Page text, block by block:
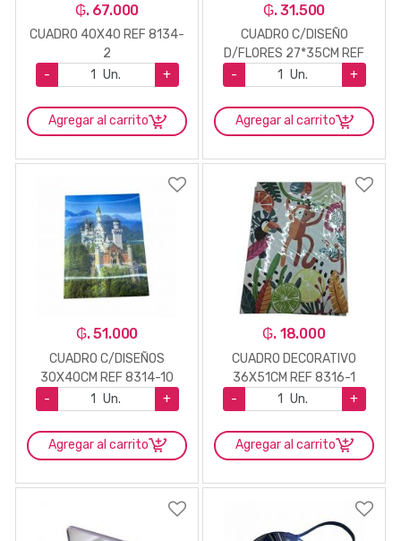
₲. 67.000
CUADRO 40X40 REF 8134-
2
-
Un. +
Agregar al carrito
₲. 31.500
CUADRO C/DISEÑO
D/FLORES 27*35CM REF
8291-11
- Un. +
Agregar al carrito
₲. 51.000
CUADRO C/DISEÑOS
30X40CM REF 8314-10
-
Un. +
Agregar al carrito
₲. 18.000
CUADRO DECORATIVO
36X51CM REF 8316-1
-
Un. +
Agregar al carrito